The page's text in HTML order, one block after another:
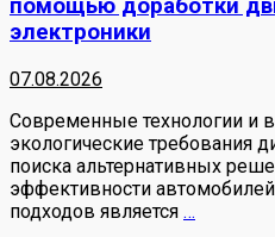
помощью доработки
электроники
07.08.2026
Современные технологии и
экологические требования
поиска альтернативных
эффективности
подходов является …